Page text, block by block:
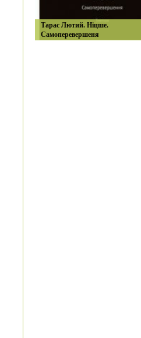
Тарас Лютий. Ніцше.
Самоперевершеня